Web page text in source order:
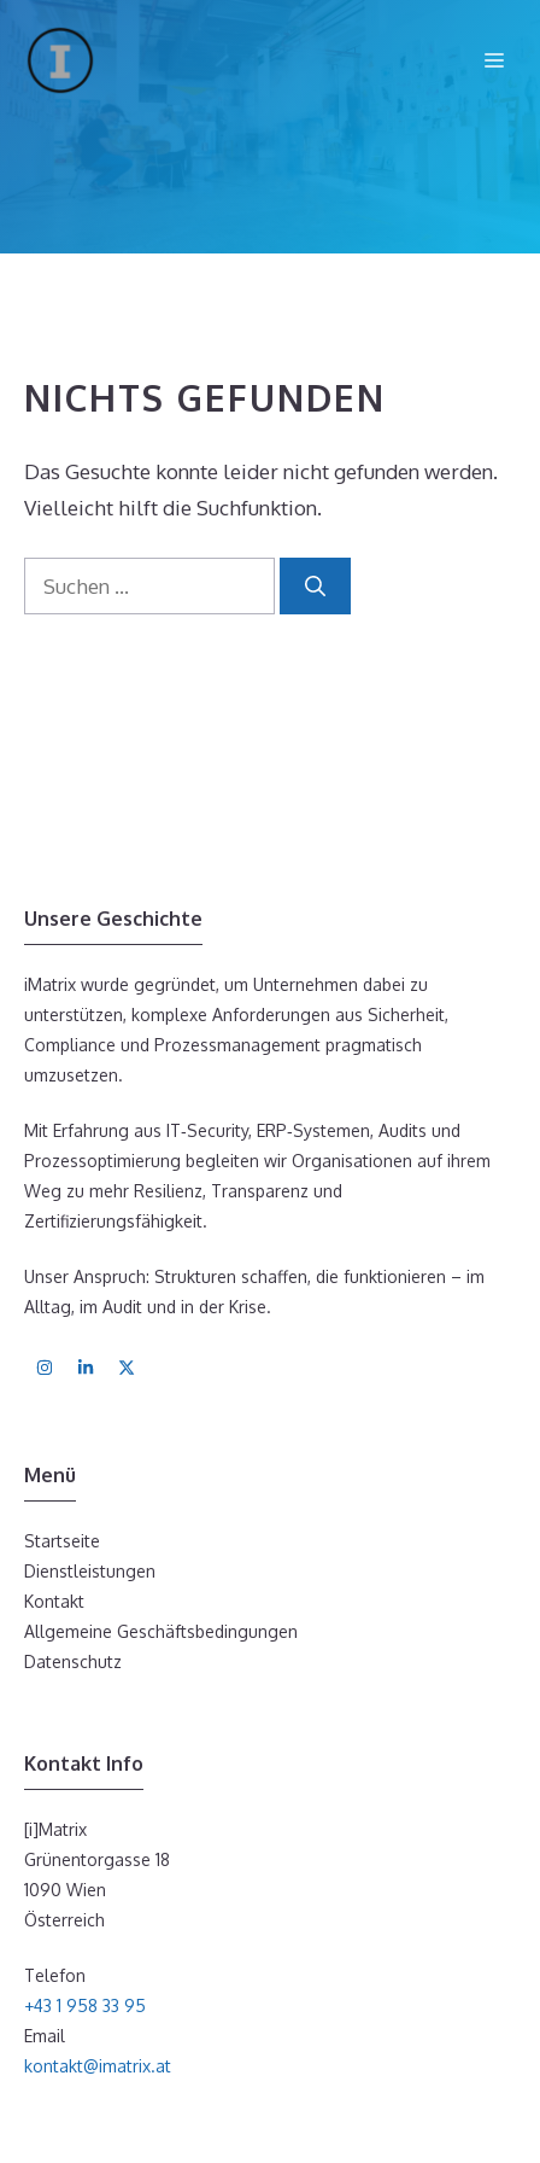
Inhalt
springen
NICHTS GEFUNDEN
Das Gesuchte konnte leider nicht gefunden werden.
Vielleicht hilft die Suchfunktion.
Suchen
nach:
Unsere Geschichte
iMatrix wurde gegründet, um Unternehmen dabei zu
unterstützen, komplexe Anforderungen aus Sicherheit,
Compliance und Prozessmanagement pragmatisch
umzusetzen.
Mit Erfahrung aus IT‑Security, ERP‑Systemen, Audits und
Prozessoptimierung begleiten wir Organisationen auf ihrem
Weg zu mehr Resilienz, Transparenz und
Zertifizierungsfähigkeit.
Unser Anspruch: Strukturen schaffen, die funktionieren – im
Alltag, im Audit und in der Krise.
Menü
Startseite
Dienstleistungen
Kontakt
Allgemeine Geschäftsbedingungen
Datenschutz
Kontakt Info
[i]Matrix
Grünentorgasse 18
1090 Wien
Österreich
Telefon
+43 1 958 33 95
Email
kontakt@imatrix.at